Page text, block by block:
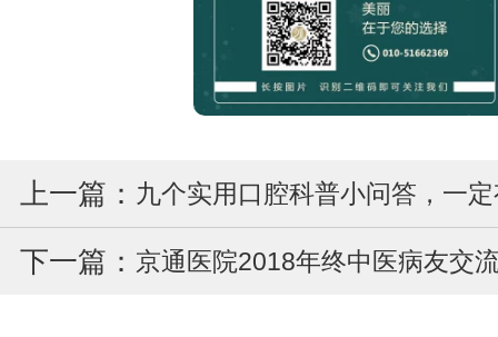
上一篇： 九个实用口腔科普小问答，一
下一篇： 京通医院2018年终中医病友交